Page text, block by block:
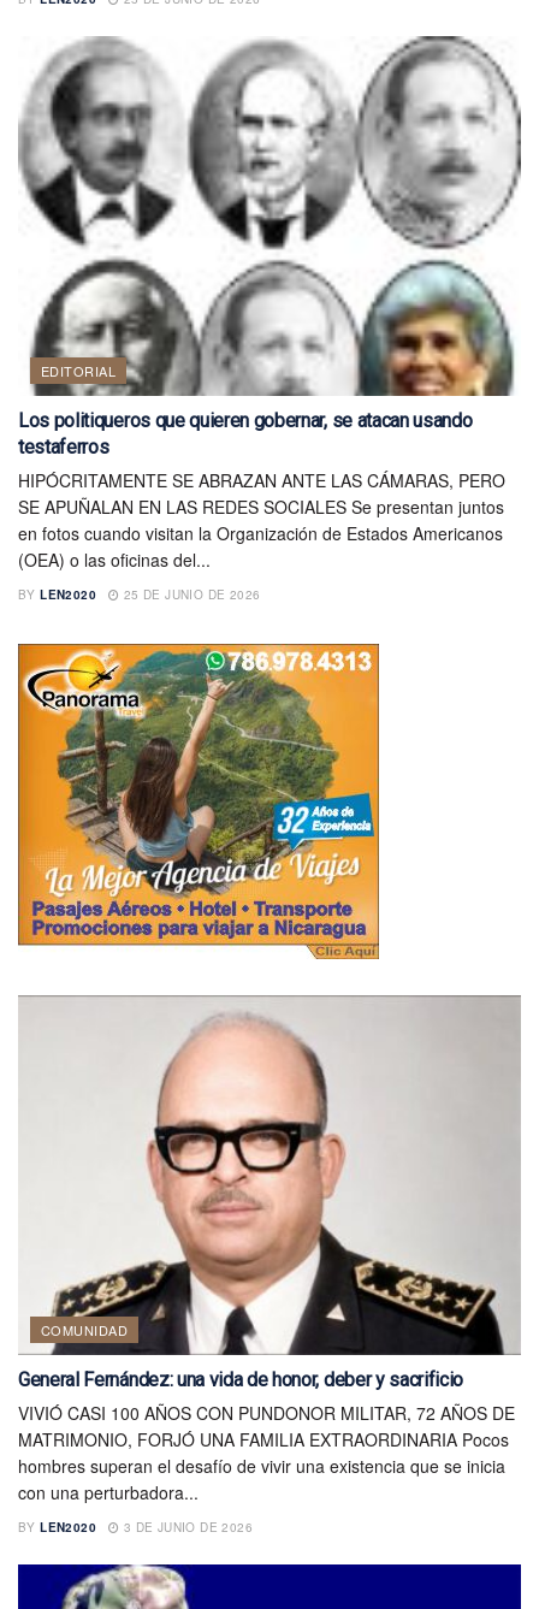
EDITORIAL
Los politiqueros que quieren gobernar, se atacan usando
testaferros
HIPÓCRITAMENTE SE ABRAZAN ANTE LAS CÁMARAS, PERO
SE APUÑALAN EN LAS REDES SOCIALES Se presentan juntos
en fotos cuando visitan la Organización de Estados Americanos
(OEA) o las oficinas del...
BY LEN2020 25 DE JUNIO DE 2026
COMUNIDAD
General Fernández: una vida de honor, deber y sacrificio
VIVIÓ CASI 100 AÑOS CON PUNDONOR MILITAR, 72 AÑOS DE
MATRIMONIO, FORJÓ UNA FAMILIA EXTRAORDINARIA Pocos
hombres superan el desafío de vivir una existencia que se inicia
con una perturbadora...
BY LEN2020 3 DE JUNIO DE 2026